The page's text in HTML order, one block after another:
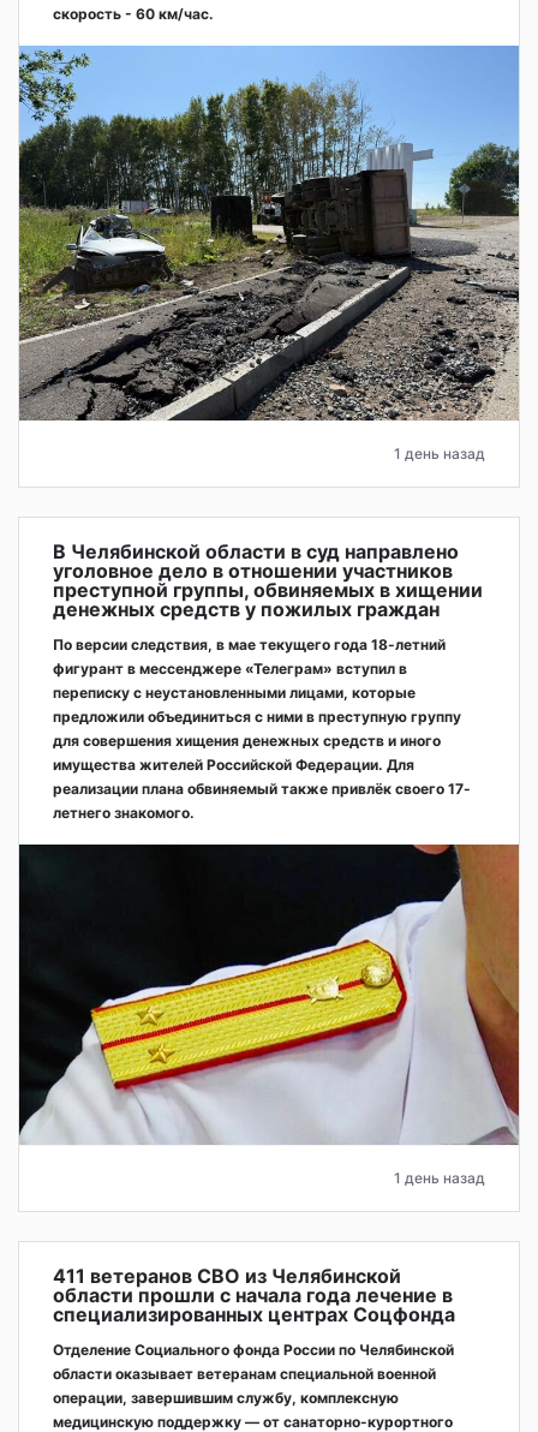
скорость - 60 км/час.
1 день назад
В Челябинской области в суд направлено
уголовное дело в отношении участников
преступной группы, обвиняемых в хищении
денежных средств у пожилых граждан
По версии следствия, в мае текущего года 18-летний
фигурант в мессенджере «Телеграм» вступил в
переписку с неустановленными лицами, которые
предложили объединиться с ними в преступную группу
для совершения хищения денежных средств и иного
имущества жителей Российской Федерации. Для
реализации плана обвиняемый также привлёк своего 17-
летнего знакомого.
1 день назад
411 ветеранов СВО из Челябинской
области прошли с начала года лечение в
специализированных центрах Соцфонда
Отделение Социального фонда России по Челябинской
области оказывает ветеранам специальной военной
операции, завершившим службу, комплексную
медицинскую поддержку — от санаторно-курортного